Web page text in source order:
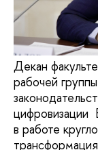
Декан
рабочей
цифровизации
в работе